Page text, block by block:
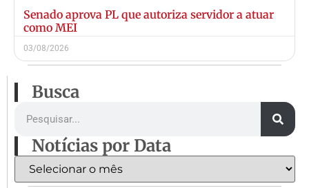
Senado aprova PL que autoriza servidor a atuar
como MEI
03/08/2026
Busca
Notícias por Data